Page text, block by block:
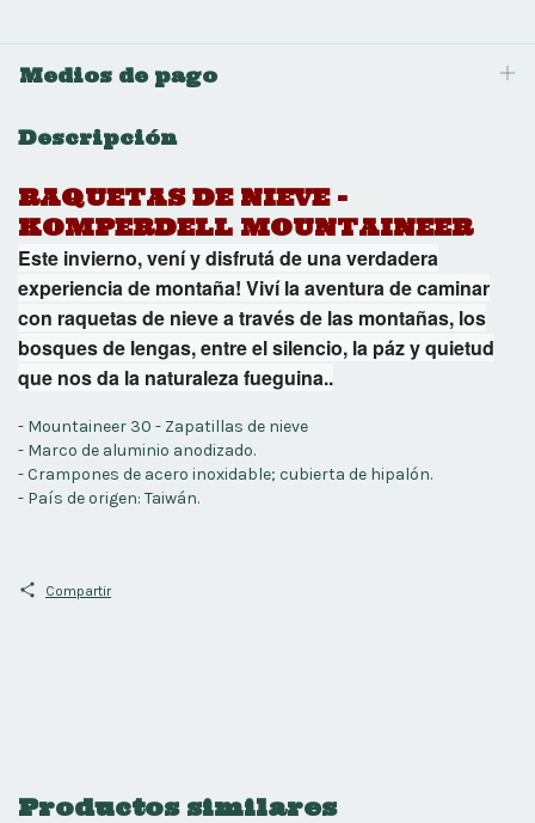
Medios de pago
Descripción
RAQUETAS DE NIEVE -
KOMPERDELL MOUNTAINEER
Este invierno, vení y disfrutá de una verdadera
experiencia de montaña! Viví la aventura de caminar
con raquetas de nieve a través de las montañas, los
bosques de lengas, entre el silencio, la páz y quietud
que nos da la naturaleza fueguina..
- Mountaineer 30 - Zapatillas de nieve
- Marco de aluminio anodizado.
- Crampones de acero inoxidable; cubierta de hipalón.
- País de origen: Taiwán.
Compartir
Productos similares